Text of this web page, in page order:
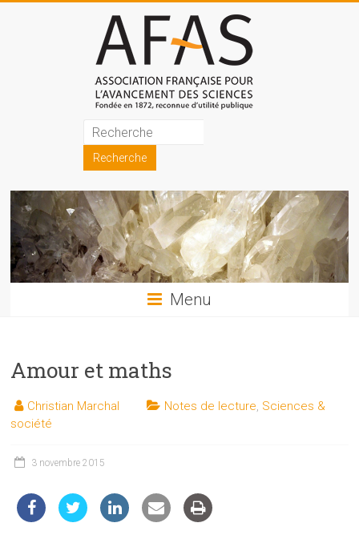
Association
française
pour
l'avancement
des
sciences
les
et
les
auprès
public
Menu
Amour et maths
Christian Marchal Notes de lecture Sciences &
société
3 novembre 2015